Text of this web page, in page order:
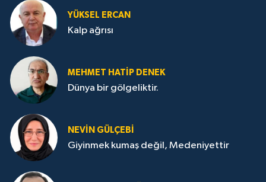
YÜKSEL ERCAN
Kalp ağrısı
MEHMET HATİP DENEK
Dünya bir gölgeliktir.
NEVİN GÜLÇEBİ
Giyinmek kumaş değil, Medeniyettir